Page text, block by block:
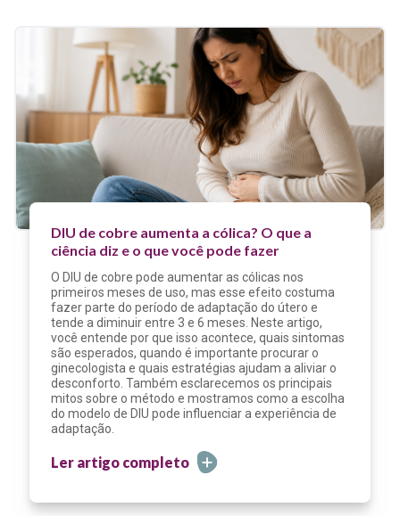
DIU de cobre aumenta a cólica? O que a
ciência diz e o que você pode fazer
O DIU de cobre pode aumentar as cólicas nos
primeiros meses de uso, mas esse efeito costuma
fazer parte do período de adaptação do útero e
tende a diminuir entre 3 e 6 meses. Neste artigo,
você entende por que isso acontece, quais sintomas
são esperados, quando é importante procurar o
ginecologista e quais estratégias ajudam a aliviar o
desconforto. Também esclarecemos os principais
mitos sobre o método e mostramos como a escolha
do modelo de DIU pode influenciar a experiência de
adaptação.
Ler artigo completo